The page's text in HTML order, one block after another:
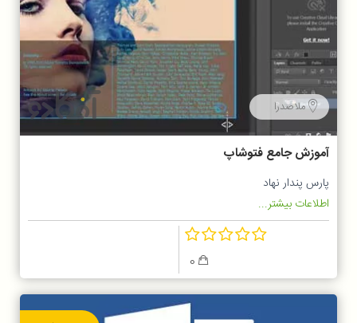
ملاصدرا
آموزش جامع فتوشاپ
پارس پندار نهاد
اطلاعات بیشتر...